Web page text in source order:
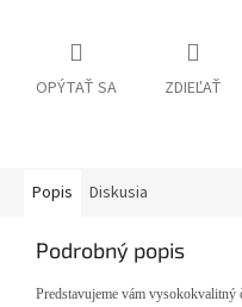
OPÝTAŤ SA ZDIEĽAŤ
Popis Diskusia
Podrobný popis
Predstavujeme vám